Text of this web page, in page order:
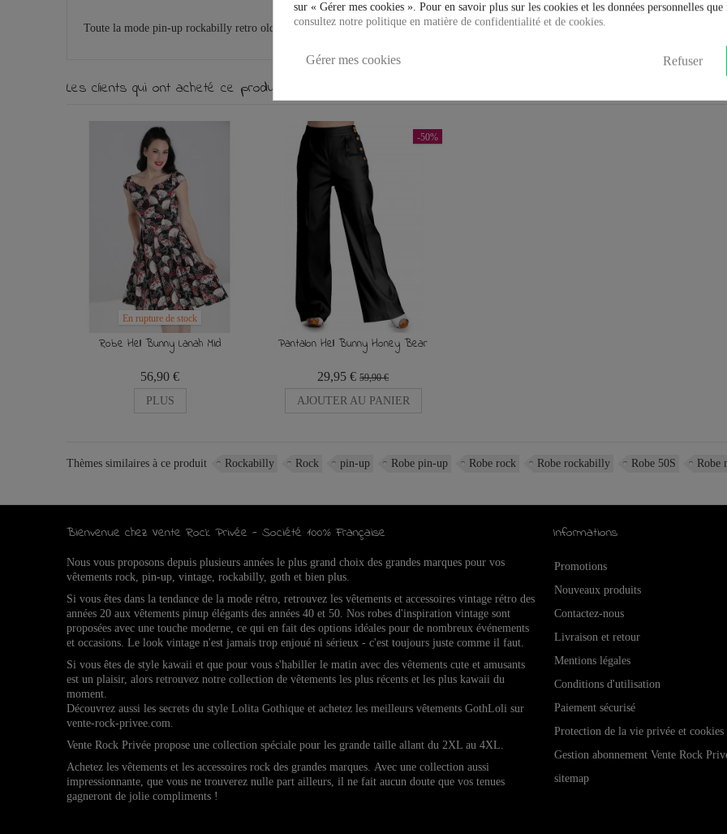
Toute la mode pin-up rockabilly retro old-school Vintage surwww.vente-rock-privee.com
Les clients qui ont acheté ce produit ont également acheté:
En rupture de stock
Robe Hell Bunny Lanah Mid
56,90 €
PLUS
-50%
Pantalon Hell Bunny Honey Bear
29,95 €59,90 €
AJOUTER AU PANIER
Thèmes similaires à ce produit Rockabilly Rock pin-up Robe pin-up Robe rock Robe rockabilly Robe 50S Robe
Bienvenue chez Vente Rock Privée - Société 100% Française
Nous vous proposons depuis plusieurs années le plus grand choix des grandes marques pour vos
vêtements rock, pin-up, vintage, rockabilly, goth et bien plus.
Si vous êtes dans la tendance de la mode rétro, retrouvez les vêtements et accessoires vintage rétro des
années 20 aux vêtements pinup élégants des années 40 et 50.Nos robes d'inspiration vintage sont
proposées avec une touche moderne, ce qui en fait des options idéales pour de nombreux événements
et occasions.Le look vintage n'est jamais trop enjoué ni sérieux - c'est toujours juste comme il faut.
Si vous êtes de style kawaii et que pour vous s'habiller le matin avec des vêtements cute et amusants
est un plaisir, alors retrouvez notre collection de vêtements les plus récents et les plus kawaii du
moment.
Découvrez aussi les secrets du style Lolita Gothique et achetez les meilleurs vêtements GothLoli sur
vente-rock-privee.com.
Vente Rock Privée propose une collection spéciale pour les grande taille allant du 2XL au 4XL.
Achetez les vêtements et les accessoires rock des grandes marques.Avec une collection aussi
impressionnante, que vous ne trouverez nulle part ailleurs, il ne fait aucun doute que vos tenues
gagneront de jolie compliments !
Informations
Promotions
Nouveaux produits
Contactez-nous
Livraison et retour
Mentions légales
Conditions d'utilisation
Paiement sécurisé
Protection de la vie privée et cookies
Gestion abonnement Vente Rock
sitemap
sur « Gérer mes cookies ». Pour en savoir plus sur les cookies et les données personnelles
consultez notre politique en matière de confidentialité et de cookies.
Refuser
Gérer mes cookies